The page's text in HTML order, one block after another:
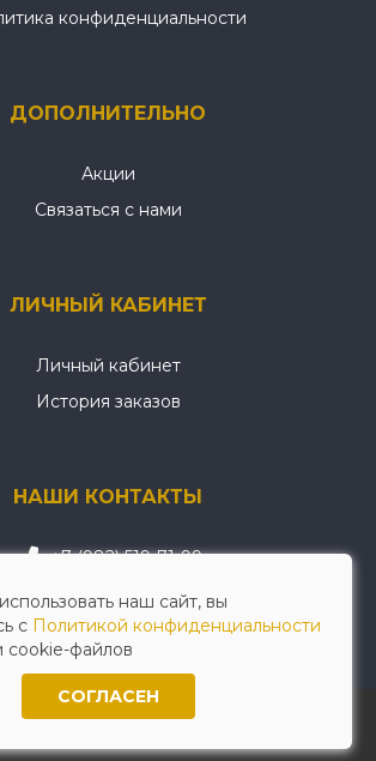
конфиденциальности
ДОПОЛНИТЕЛЬНО
Акции
Связаться с нами
ЛИЧНЫЙ КАБИНЕТ
Личный кабинет
История заказов
НАШИ КОНТАКТЫ
+7 (982) 519-71-99
wellwerk@mail.ru
наш сайт, вы
с Политикой конфиденциальности
cookie-файлов
СОГЛАСЕН